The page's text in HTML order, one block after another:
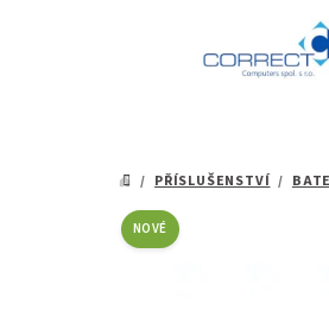
DOMŮ
/ PŘÍSLUŠENSTVÍ /
NOVÉ
hvězdiček.